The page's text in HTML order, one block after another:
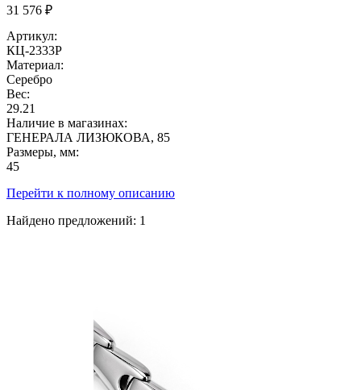
31 576 ₽
Артикул:
КЦ-2333Р
Материал:
Серебро
Вес:
29.21
Наличие в магазинах:
ГЕНЕРАЛА ЛИЗЮКОВА, 85
Размеры, мм:
45
Перейти к полному описанию
Найдено предложений: 1